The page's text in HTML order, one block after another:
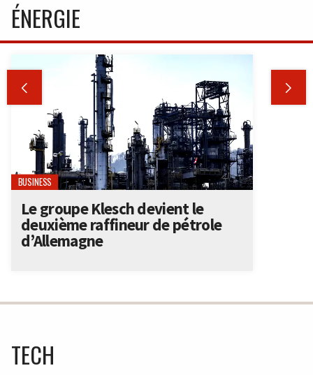
ÉNERGIE
 
BUSINESS
Le groupe Klesch devient le
deuxième raffineur de pétrole
d’Allemagne
TECH